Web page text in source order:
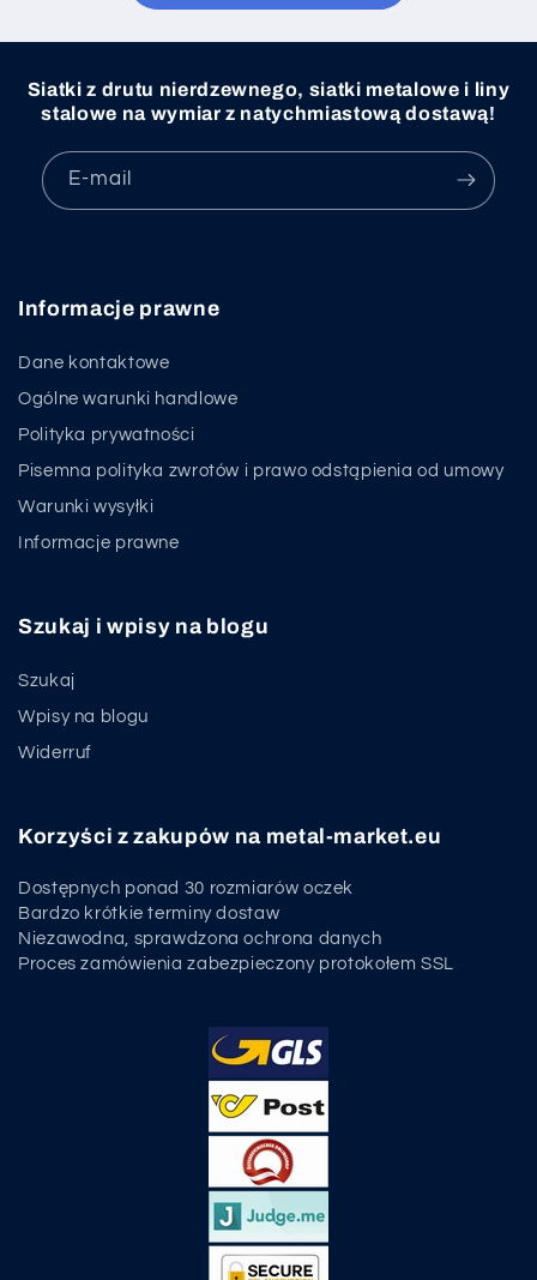
Siatki z drutu nierdzewnego, siatki metalowe i liny
stalowe na wymiar z natychmiastową dostawą!
E-mail
Informacje prawne
Dane kontaktowe
Ogólne warunki handlowe
Polityka prywatności
Pisemna polityka zwrotów i prawo odstąpienia od umowy
Warunki wysyłki
Informacje prawne
Szukaj i wpisy na blogu
Szukaj
Wpisy na blogu
Widerruf
Korzyści z zakupów na metal-market.eu
Dostępnych ponad 30 rozmiarów oczek
Bardzo krótkie terminy dostaw
Niezawodna, sprawdzona ochrona danych
Proces zamówienia zabezpieczony protokołem SSL